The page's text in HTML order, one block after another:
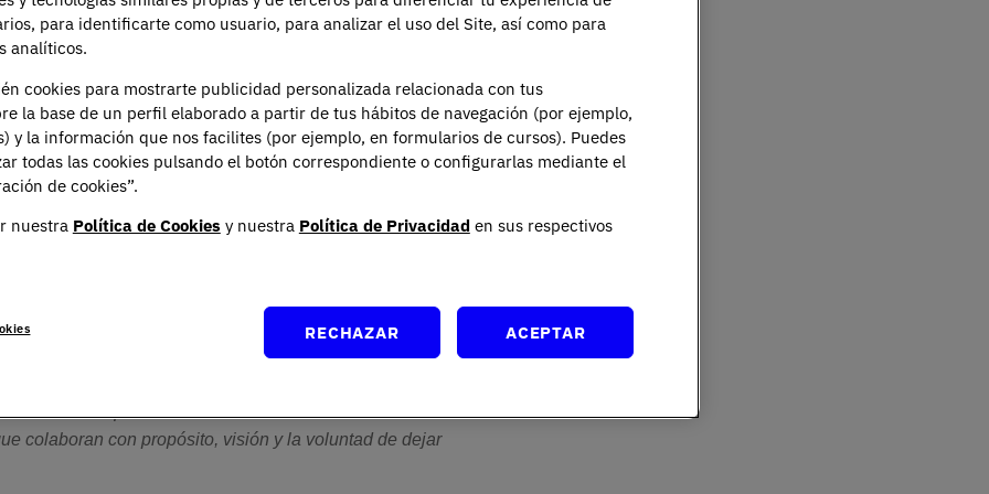
de Carreras Profesionales de UNIE
a los estudiantes en su proceso de búsqueda
sus primeras conexiones con empresas.
del departamento se extiende a lo largo de todo
de todos los sectores y zonas
de crecimiento profesional.
el encuentro entre empresas y
“El UNIE Networking Day materializa nuestro esfuerzo
que surge aquí
colaboran con propósito, visión y la voluntad de dejar
para identificarte como usuario, para analizar el uso del Site, así como para
analíticos.
cookies para mostrarte publicidad personalizada relacionada con tus
la base de un perfil elaborado a partir de tus hábitos de navegación (por ejemplo,
y la información que nos facilites (por ejemplo, en formularios de cursos). Puedes
todas las cookies pulsando el botón correspondiente o configurarlas mediante el
de cookies”.
nuestra Política de Cookies y nuestra Política de Privacidad en sus respectivos
RECHAZAR ACEPTAR